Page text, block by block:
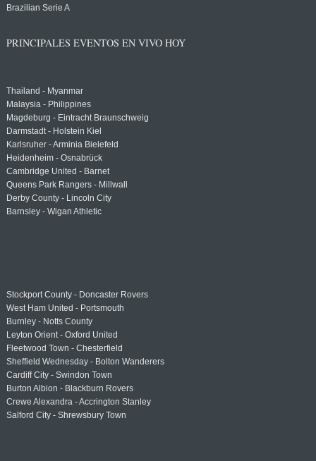
Brazilian Serie A
PRINCIPALES EVENTOS EN VIVO HOY
Thailand - Myanmar
Malaysia - Philippines
Magdeburg - Eintracht Braunschweig
Darmstadt - Holstein Kiel
Karlsruher - Arminia Bielefeld
Heidenheim - Osnabrück
Cambridge United - Barnet
Queens Park Rangers - Millwall
Derby County - Lincoln City
Barnsley - Wigan Athletic
Stockport County - Doncaster Rovers
West Ham United - Portsmouth
Burnley - Notts County
Leyton Orient - Oxford United
Fleetwood Town - Chesterfield
Sheffield Wednesday - Bolton Wanderers
Cardiff City - Swindon Town
Burton Albion - Blackburn Rovers
Crewe Alexandra - Accrington Stanley
Salford City - Shrewsbury Town